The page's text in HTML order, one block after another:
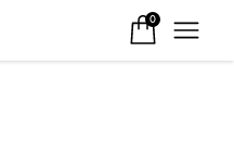
0